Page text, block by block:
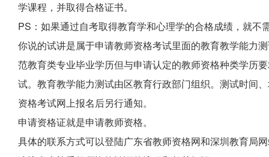
学课程，并取得合格证书。
PS：如果通过自考取得教育学和心理学的合格成绩，就不
你说的试讲是属于申请教师资格考试里面的教育教学能力
范教育类专业毕业学历但与申请认定的教师资格种类学历
试。教育教学能力测试由区教育行政部门组织。测试时间
资格考试网上报名后另行通知。
申请资格证就是申请教师资格。
具体的联系方式可以登陆广东省教师资格网和深圳教育局